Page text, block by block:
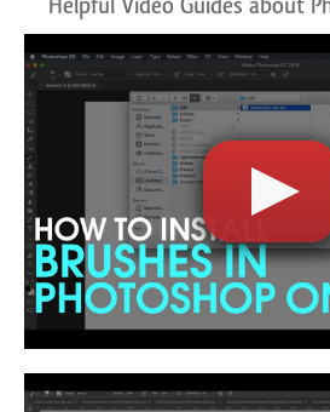
Helpful Video Guides about